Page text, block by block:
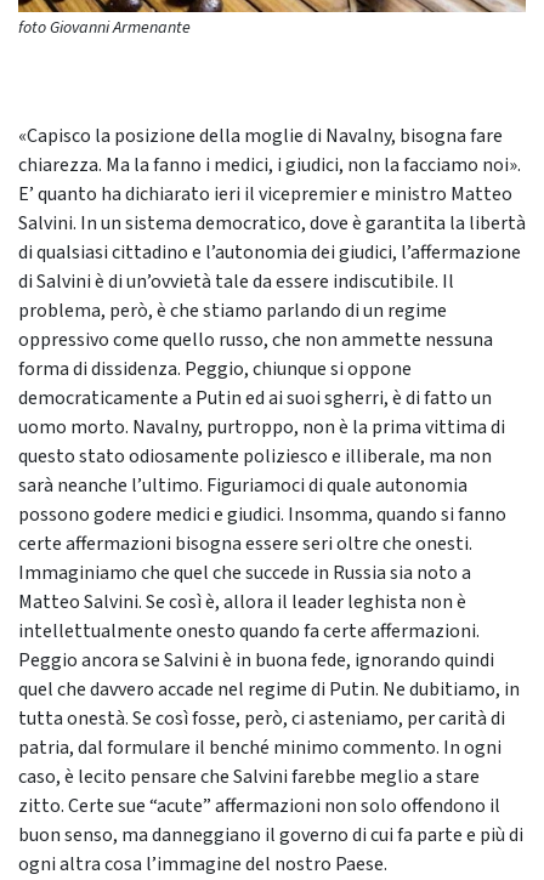
foto Giovanni Armenante
«Capisco la posizione della moglie di Navalny, bisogna fare
chiarezza. Ma la fanno i medici, i giudici, non la facciamo noi».
E’ quanto ha dichiarato ieri il vicepremier e ministro Matteo
Salvini. In un sistema democratico, dove è garantita la libertà
di qualsiasi cittadino e l’autonomia dei giudici, l’affermazione
di Salvini è di un’ovvietà tale da essere indiscutibile. Il
problema, però, è che stiamo parlando di un regime
oppressivo come quello russo, che non ammette nessuna
forma di dissidenza. Peggio, chiunque si oppone
democraticamente a Putin ed ai suoi sgherri, è di fatto un
uomo morto. Navalny, purtroppo, non è la prima vittima di
questo stato odiosamente poliziesco e illiberale, ma non
sarà neanche l’ultimo. Figuriamoci di quale autonomia
possono godere medici e giudici. Insomma, quando si fanno
certe affermazioni bisogna essere seri oltre che onesti.
Immaginiamo che quel che succede in Russia sia noto a
Matteo Salvini. Se così è, allora il leader leghista non è
intellettualmente onesto quando fa certe affermazioni.
Peggio ancora se Salvini è in buona fede, ignorando quindi
quel che davvero accade nel regime di Putin. Ne dubitiamo, in
tutta onestà. Se così fosse, però, ci asteniamo, per carità di
patria, dal formulare il benché minimo commento. In ogni
caso, è lecito pensare che Salvini farebbe meglio a stare
zitto. Certe sue “acute” affermazioni non solo offendono il
buon senso, ma danneggiano il governo di cui fa parte e più di
ogni altra cosa l’immagine del nostro Paese.